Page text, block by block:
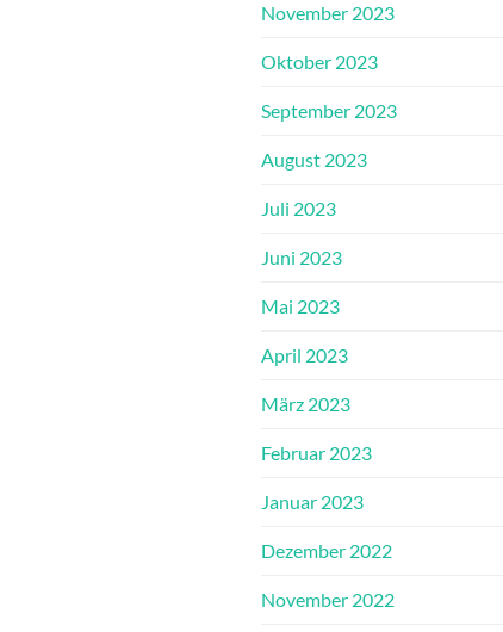
November 2023
Oktober 2023
September 2023
August 2023
Juli 2023
Juni 2023
Mai 2023
April 2023
März 2023
Februar 2023
Januar 2023
Dezember 2022
November 2022